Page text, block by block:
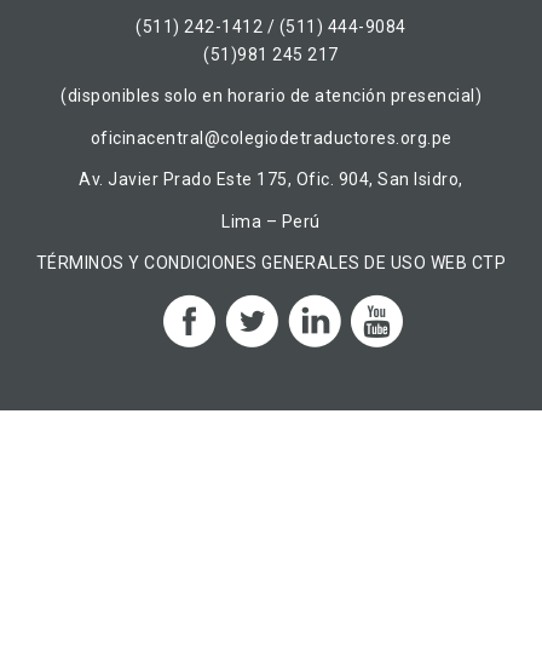
(511) 242-1412 / (511) 444-9084
(51)981 245 217
(disponibles solo en horario de atención presencial)
oficinacentral@colegiodetraductores.org.pe
Av. Javier Prado Este 175, Ofic. 904, San Isidro,
Lima – Perú
TÉRMINOS Y CONDICIONES GENERALES DE USO WEB CTP